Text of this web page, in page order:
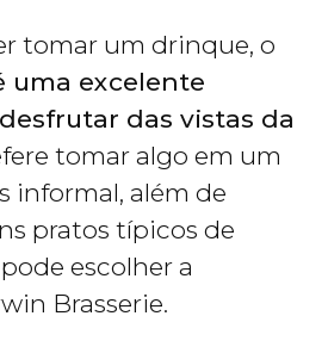
tomar um drinque, o
uma excelente
das vistas da
tomar algo em um
informal, além de
pratos típicos de
escolher a
Brasserie.